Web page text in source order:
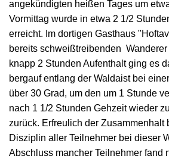
angekündigten heißen Tages um
Vormittag wurde in etwa 2 1/2
erreicht. Im dortigen Gasthaus
bereits schweißtreibenden
knapp 2 Stunden Aufenthalt ging es
bergauf entlang der Waldaist bei
über 30 Grad, um den um 1 Stunde
nach 1 1/2 Stunden Gehzeit wieder
zurück. Erfreulich der Zusammenhalt
Disziplin aller Teilnehmer bei dieser
Abschluss mancher Teilnehmer fand